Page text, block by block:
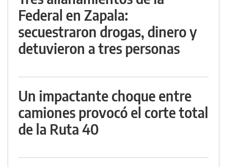
Federal en Zapala:
secuestraron drogas, dinero y
detuvieron a tres personas
Un impactante choque entre
camiones provocó el corte total
de la Ruta 40